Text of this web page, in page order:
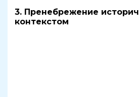
3. Пренебрежение
контекстом